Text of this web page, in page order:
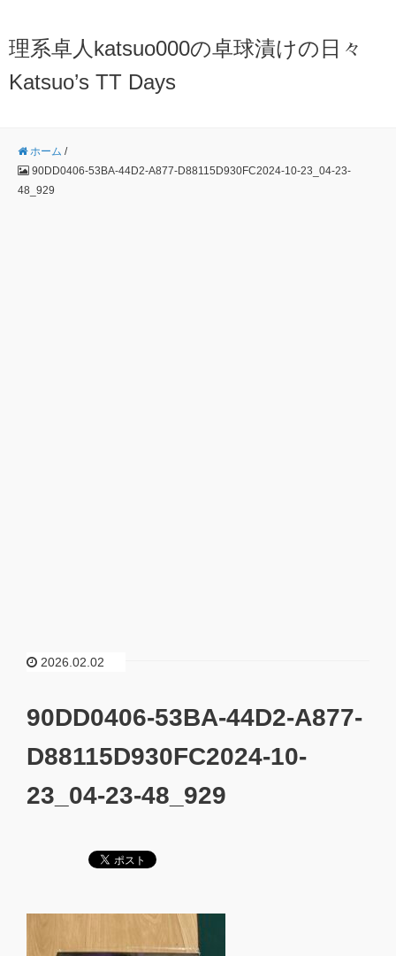
理系卓人katsuo000の卓球漬けの日々
Katsuo’s TT Days
ホーム /
90DD0406-53BA-44D2-A877-D88115D930FC2024-10-23_04-23-
48_929
2026.02.02
90DD0406-53BA-44D2-A877-
D88115D930FC2024-10-
23_04-23-48_929